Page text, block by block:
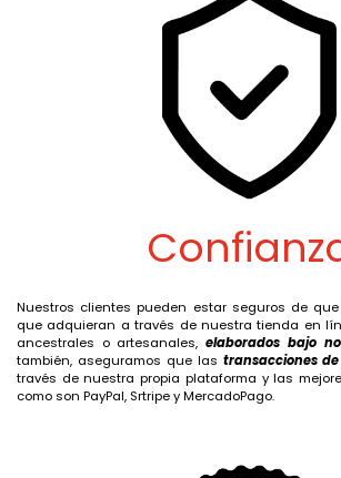
Nuestros clientes pueden estar seguros de
que adquieran a través de nuestra tienda en
ancestrales o artesanales, elaborados bajo
también, aseguramos que las transacciones
través de nuestra propia plataforma y las
como son PayPal, Srtripe y MercadoPago.